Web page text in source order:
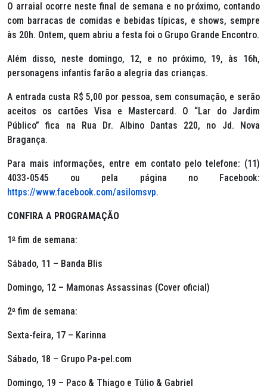
O arraial ocorre neste final de semana e no próximo, contando
com barracas de comidas e bebidas típicas, e shows, sempre
às 20h. Ontem, quem abriu a festa foi o Grupo Grande Encontro.
Além disso, neste domingo, 12, e no próximo, 19, às 16h,
personagens infantis farão a alegria das crianças.
A entrada custa R$ 5,00 por pessoa, sem consumação, e serão
aceitos os cartões Visa e Mastercard. O “Lar do Jardim
Público” fica na Rua Dr. Albino Dantas 220, no Jd. Nova
Bragança.
Para mais informações, entre em contato pelo telefone: (11)
4033-0545 ou pela página no Facebook:
https://www.facebook.com/asilomsvp.
CONFIRA A PROGRAMAÇÃO
1º fim de semana:
Sábado, 11 – Banda Blis
Domingo, 12 – Mamonas Assassinas (Cover oficial)
2º fim de semana:
Sexta-feira, 17 – Karinna
Sábado, 18 – Grupo Pa-pel.com
Domingo, 19 – Paco & Thiago e Túlio & Gabriel